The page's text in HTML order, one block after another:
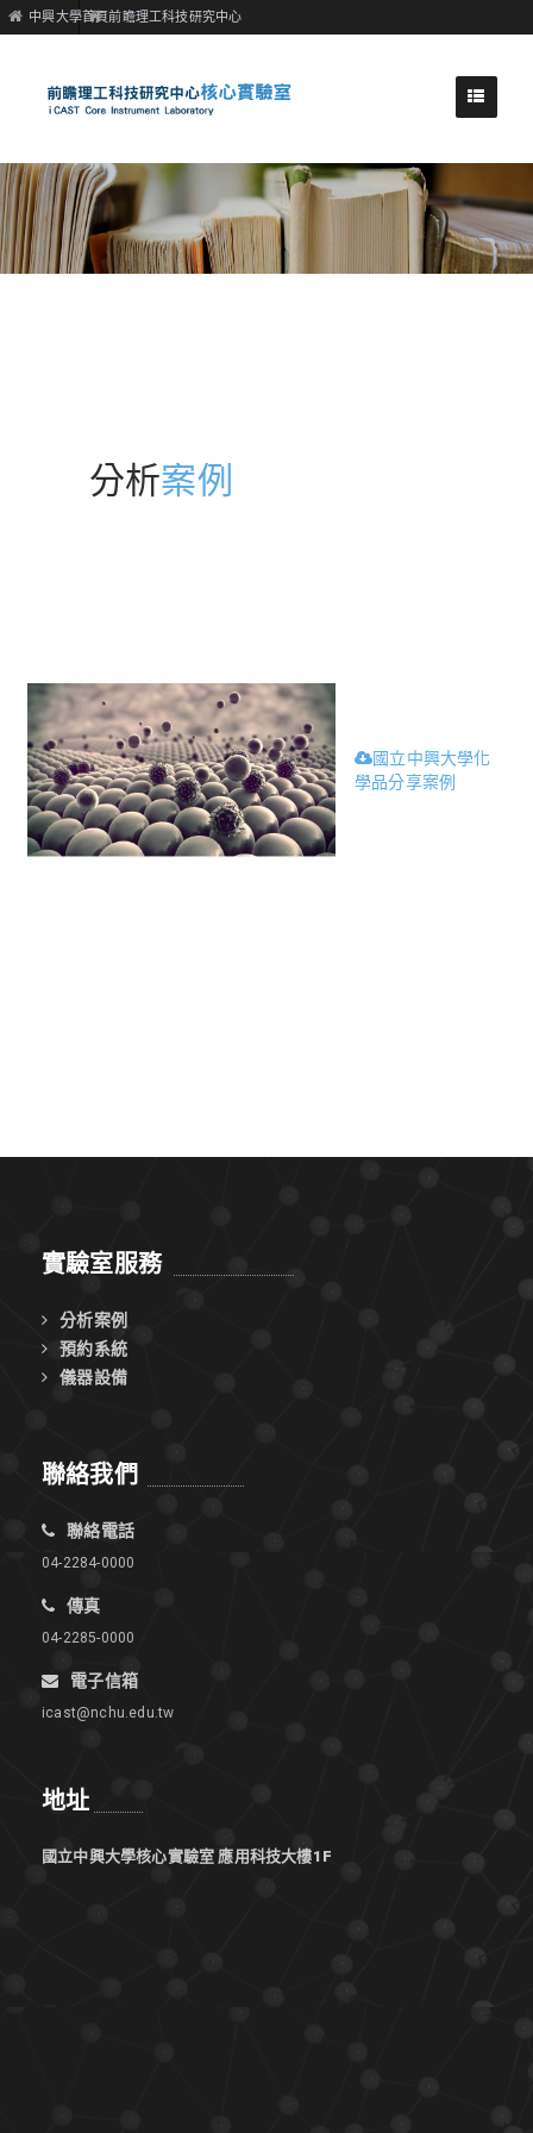
中興大學首頁前瞻理工科技研究中心
分析案例
國立中興大學化
學品分享案例
實驗室服務
分析案例
預約系統
儀器設備
聯絡我們
聯絡電話
04-2284-0000
傳真
04-2285-0000
電子信箱
icast@nchu.edu.tw
地址
國立中興大學核心實驗室 應用科技大樓1F